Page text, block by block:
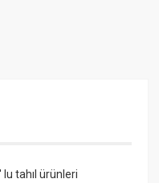
lu tahıl ürünleri